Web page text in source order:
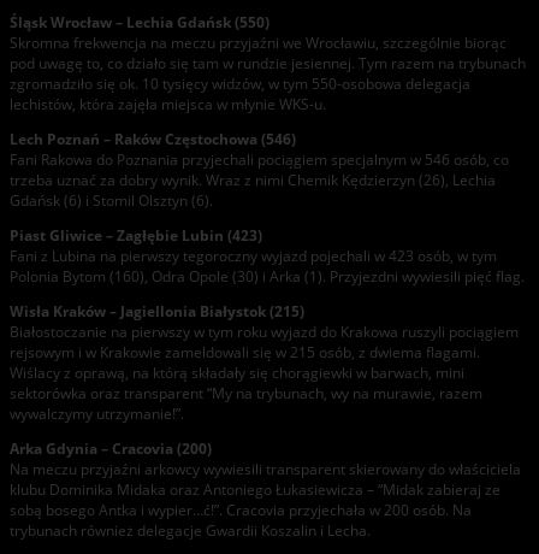
Śląsk Wrocław – Lechia Gdańsk (550)
Skromna frekwencja na meczu przyjaźni we Wrocławiu, szczególnie biorąc
pod uwagę to, co działo się tam w rundzie jesiennej. Tym razem na trybunach
zgromadziło się ok. 10 tysięcy widzów, w tym 550-osobowa delegacja
lechistów, która zajęła miejsca w młynie WKS-u.
Lech Poznań – Raków Częstochowa (546)
Fani Rakowa do Poznania przyjechali pociągiem specjalnym w 546 osób, co
trzeba uznać za dobry wynik. Wraz z nimi Chemik Kędzierzyn (26), Lechia
Gdańsk (6) i Stomil Olsztyn (6).
Piast Gliwice – Zagłębie Lubin (423)
Fani z Lubina na pierwszy tegoroczny wyjazd pojechali w 423 osób, w tym
Polonia Bytom (160), Odra Opole (30) i Arka (1). Przyjezdni wywiesili pięć flag.
Wisła Kraków – Jagiellonia Białystok (215)
Białostoczanie na pierwszy w tym roku wyjazd do Krakowa ruszyli pociągiem
rejsowym i w Krakowie zameldowali się w 215 osób, z dwiema flagami.
Wiślacy z oprawą, na którą składały się chorągiewki w barwach, mini
sektorówka oraz transparent “My na trybunach, wy na murawie, razem
wywalczymy utrzymanie!”.
Arka Gdynia – Cracovia (200)
Na meczu przyjaźni arkowcy wywiesili transparent skierowany do właściciela
klubu Dominika Midaka oraz Antoniego Łukasiewicza – “Midak zabieraj ze
sobą bosego Antka i wypier…ć!”. Cracovia przyjechała w 200 osób. Na
trybunach również delegacje Gwardii Koszalin i Lecha.